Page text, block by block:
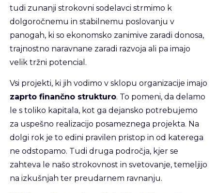
tudi zunanji strokovni sodelavci strmimo k
dolgoročnemu in stabilnemu poslovanju v
panogah, ki so ekonomsko zanimive zaradi donosa,
trajnostno naravnane zaradi razvoja ali pa imajo
velik tržni potencial.
Vsi projekti, ki jih vodimo v sklopu organizacije imajo
zaprto finančno strukturo. To pomeni, da delamo
le s toliko kapitala, kot ga dejansko potrebujemo
za uspešno realizacijo posameznega projekta. Na
dolgi rok je to edini pravilen pristop in od katerega
ne odstopamo. Tudi druga področja, kjer se
zahteva le našo strokovnost in svetovanje, temeljijo
na izkušnjah ter preudarnem ravnanju.